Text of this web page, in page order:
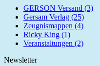
GERSON Versand (3)
Gersam Verlag (25)
Zeugnismappen (4)
Ricky King (1)
Veranstaltungen (2)
Newsletter